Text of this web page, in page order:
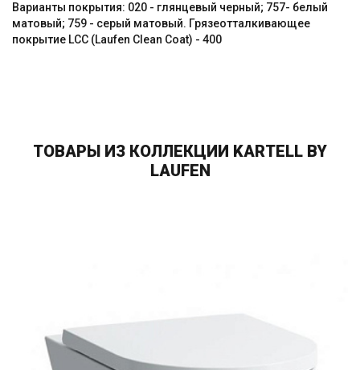
Варианты покрытия: 020 - глянцевый черный; 757- белый
матовый; 759 - серый матовый. Грязеотталкивающее
покрытие LCC (Laufen Clean Coat) - 400
ТОВАРЫ ИЗ КОЛЛЕКЦИИ KARTELL BY
LAUFEN